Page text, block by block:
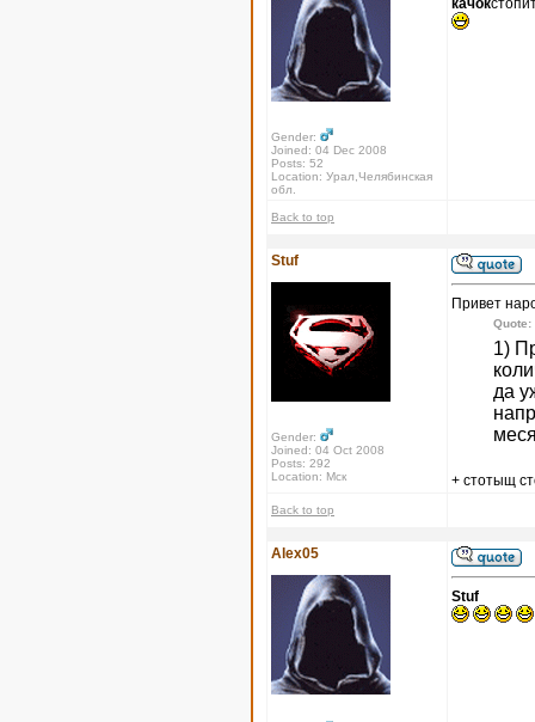
Gender:
Joined: 04 Dec 2008
Posts: 52
Location: Урал,Челябинская
обл.
качок
Back to top
Stuf
Gender:
Joined: 04 Oct 2008
Posts: 292
Location: Мск
Привет
Quote:
1)
да
+ стотыщ
Back to top
Alex05
Stuf